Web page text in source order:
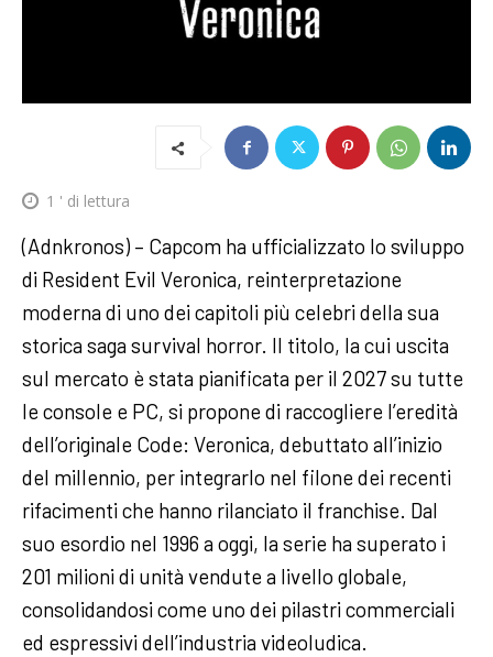
1 ' di lettura
(Adnkronos) – Capcom ha ufficializzato lo sviluppo
di Resident Evil Veronica, reinterpretazione
moderna di uno dei capitoli più celebri della sua
storica saga survival horror. Il titolo, la cui uscita
sul mercato è stata pianificata per il 2027 su tutte
le console e PC, si propone di raccogliere l’eredità
dell’originale Code: Veronica, debuttato all’inizio
del millennio, per integrarlo nel filone dei recenti
rifacimenti che hanno rilanciato il franchise. Dal
suo esordio nel 1996 a oggi, la serie ha superato i
201 milioni di unità vendute a livello globale,
consolidandosi come uno dei pilastri commerciali
ed espressivi dell’industria videoludica.